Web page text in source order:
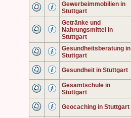
Gewerbeimmobilien in
Stuttgart
Getränke und
Nahrungsmittel in
Stuttgart
Gesundheitsberatung in
Stuttgart
Gesundheit in Stuttgart
Gesamtschule in
Stuttgart
Geocaching in Stuttgart